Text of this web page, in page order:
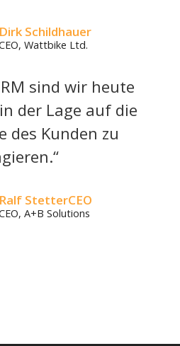
Dirk Schildhauer
Wattbike Ltd.
sind wir heute
der Lage auf die
des Kunden zu
Ralf StetterCEO
A+B Solutions